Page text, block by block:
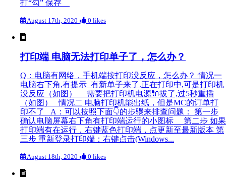
打“勾” 保存
August 17th, 2020 0 likes
打印端 电脑无法打印单子了，怎么办？
Q：电脑有网络，手机端按打印没反应，怎么办？ 情况一
电脑右下角,有提示 有新单子来了.正在打印中,可是打印机
没反应（如图） 需要把打印机电源🔌拔了,过5秒重插
（如图） 情况二 电脑打印机能出纸，但是MC的订单打
印不了 A：可以按照下面👇的步骤来排查问题： 第一步
确认电脑屏幕右下角有打印端运行的小图标 第二步 如果
打印端有在运行，右键蓝色打印端，点更新至最新版本 第
三步 重新登录打印端：右键点击(Windows...
August 18th, 2020 0 likes